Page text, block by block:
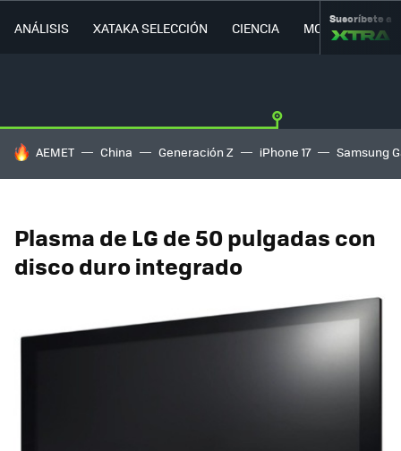
ANÁLISIS XATAKA SELECCIÓN CIENCIA MOVILIDAD
Suscríbete a
HOY SE HABLA DE
AEMET China Generación Z iPhone 17 Samsung
Plasma de LG de 50 pulgadas con
disco duro integrado